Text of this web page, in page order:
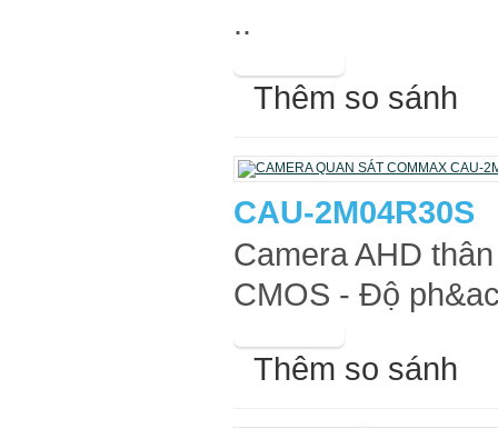
..
Thêm so sánh
CAU-2M04R30S
Camera AHD
CMOS - Độ
Thêm so sánh